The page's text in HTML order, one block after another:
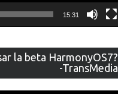
15:31
la beta HarmonyOS7?
-TransMedia